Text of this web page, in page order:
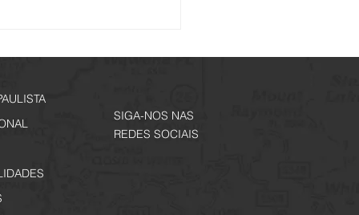
Abertas!
SIGA-NOS NAS
REDES SOCIAIS